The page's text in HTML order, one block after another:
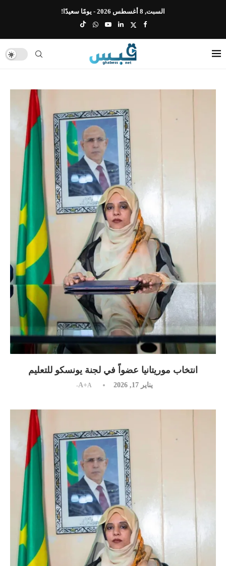
السبت, 8 أغسطس 2026 - يومًا سعيدًا!
انتخاب موريتانيا عضواً في لجنة يونسكو للتعليم
يناير 17, 2026 A+A-